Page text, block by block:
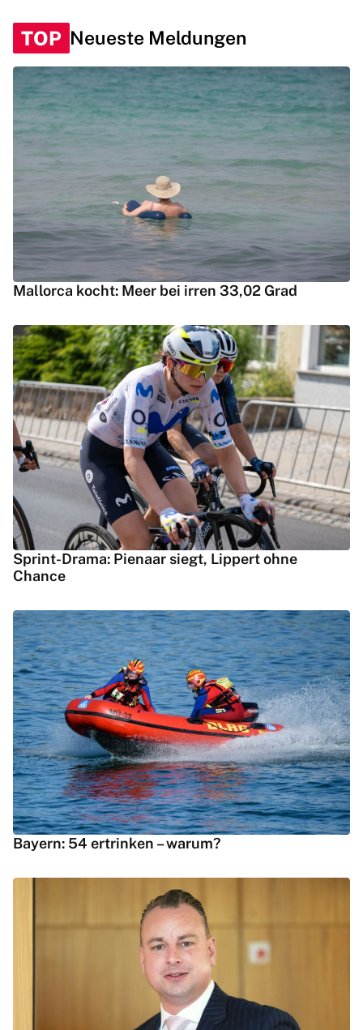
TOP Neueste Meldungen
Mallorca kocht: Meer bei irren 33,02 Grad
Sprint-Drama: Pienaar siegt, Lippert ohne
Chance
Bayern: 54 ertrinken – warum?